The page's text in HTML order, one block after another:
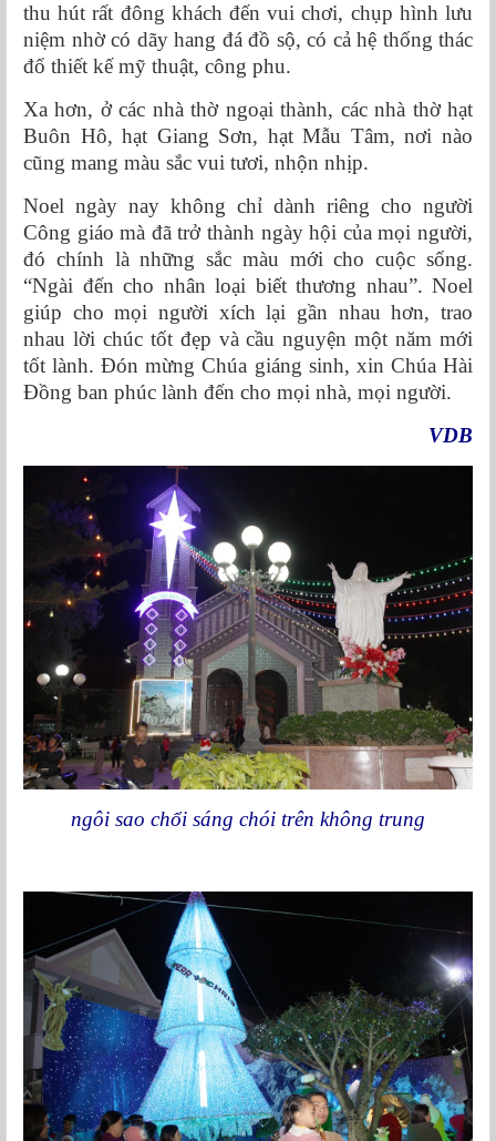
thu hút rất đông khách đến vui chơi, chụp hình lưu
niệm nhờ có dãy hang đá đồ sộ, có cả hệ thống thác
đổ thiết kế mỹ thuật, công phu.
Xa hơn, ở các nhà thờ ngoại thành, các nhà thờ hạt
Buôn Hô, hạt Giang Sơn, hạt Mẫu Tâm, nơi nào
cũng mang màu sắc vui tươi, nhộn nhịp.
Noel ngày nay không chỉ dành riêng cho người
Công giáo mà đã trở thành ngày hội của mọi người,
đó chính là những sắc màu mới cho cuộc sống.
“Ngài đến cho nhân loại biết thương nhau”. Noel
giúp cho mọi người xích lại gần nhau hơn, trao
nhau lời chúc tốt đẹp và cầu nguyện một năm mới
tốt lành. Đón mừng Chúa giáng sinh, xin Chúa Hài
Đồng ban phúc lành đến cho mọi nhà, mọi người.
VDB
ngôi sao chổi sáng chói trên không trung